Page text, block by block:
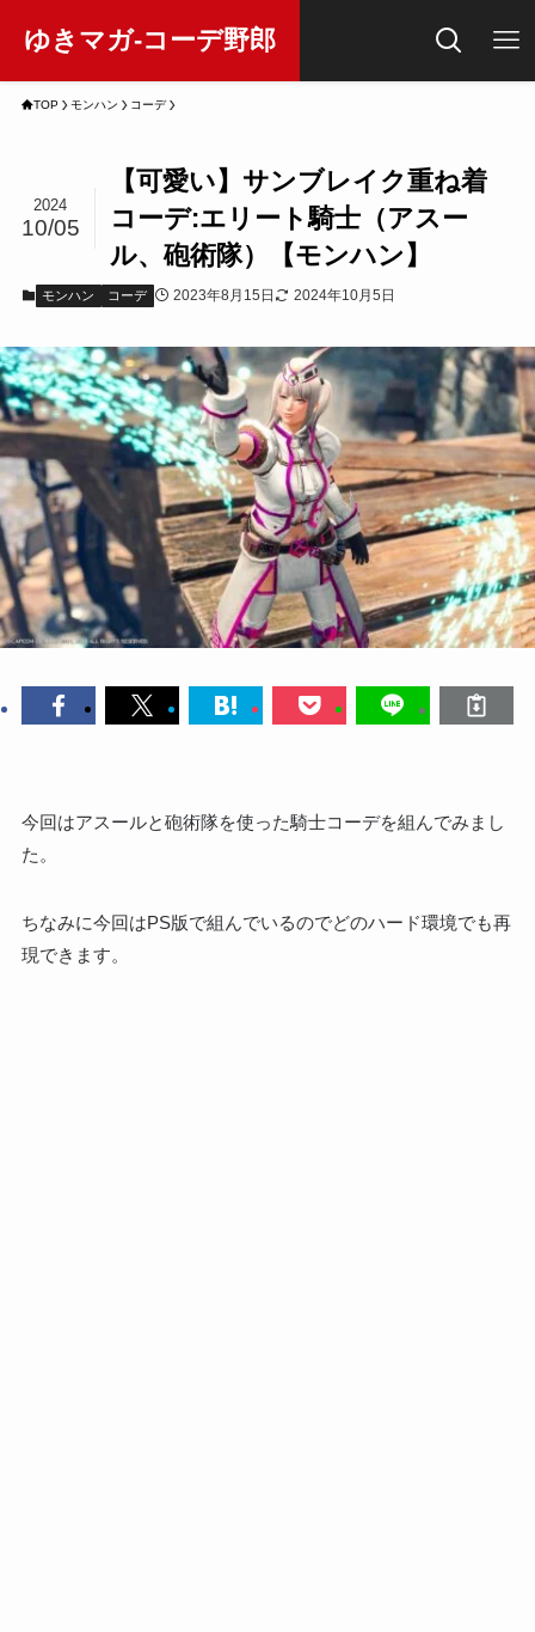
ゆきマガ-コーデ野郎
TOP モンハン コーデ
【可愛い】サンブレイク重ね着
コーデ:エリート騎士（アスー
ル、砲術隊）【モンハン】
2024
10/05
モンハン コーデ 2023年8月15日 2024年10月5日
今回はアスールと砲術隊を使った騎士コーデを組んでみまし
た。
ちなみに今回はPS版で組んでいるのでどのハード環境でも再
現できます。